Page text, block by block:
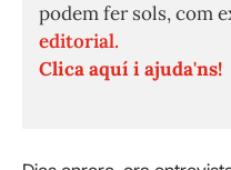
podem fer sols, com
editorial.
Clica aquí i ajuda'ns!